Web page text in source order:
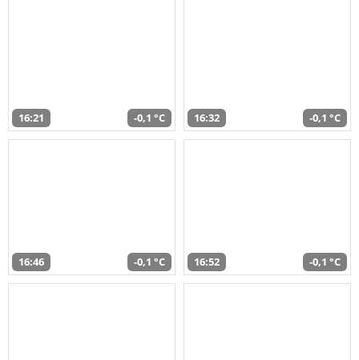
16:21 -0,1 °C 16:32 -0,1 °C
16:46 -0,1 °C 16:52 -0,1 °C